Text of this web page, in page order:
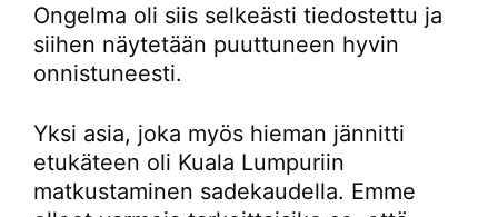
Ongelma oli siis selkeästi tiedostettu ja
siihen näytetään puuttuneen hyvin
onnistuneesti.
Yksi asia, joka myös hieman jännitti
etukäteen oli Kuala Lumpuriin
matkustaminen sadekaudella. Emme